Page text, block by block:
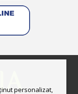
personalizat,